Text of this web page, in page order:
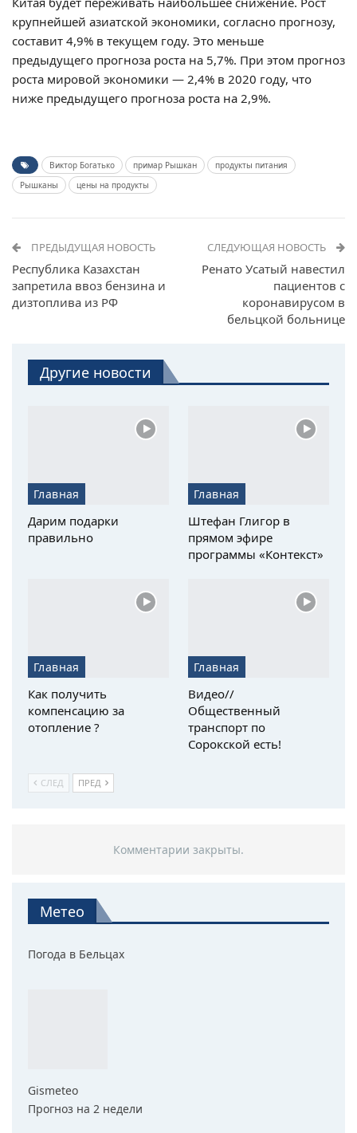
крупнейшей азиатской экономики, согласно прогнозу,
составит 4,9% в текущем году. Это меньше
предыдущего прогноза роста на 5,7%. При этом прогноз
роста мировой экономики — 2,4% в 2020 году, что
ниже предыдущего прогноза роста на 2,9%.
Виктор Богатько примар Рышкан
продукты питания
Рышканы
цены на продукты
ПРЕДЫДУЩАЯ НОВОСТЬ
Республика Казахстан
запретила ввоз бензина и
дизтоплива из РФ
СЛЕДУЮЩАЯ НОВОСТЬ
Ренато Усатый навестил
пациентов с
коронавирусом в
бельцкой больнице
Другие новости
Главная
Дарим подарки
правильно
Главная
Штефан Глигор в
прямом эфире
программы «Контекст»
Главная
Как получить
компенсацию за
отопление ?
Главная
Видео//
Общественный
транспорт по
Сорокской есть!
СЛЕД ПРЕД
Комментарии закрыты.
Метео
Погода в Бельцах
Gismeteo
Прогноз на 2 недели